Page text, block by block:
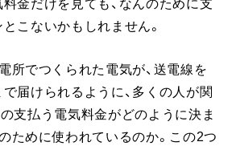
こないかもしれません。
所でつくられた電気が、送電線を
届けられるように、多くの人が関
支払う電気料金がどのように決ま
ために使われているのか。この2つ